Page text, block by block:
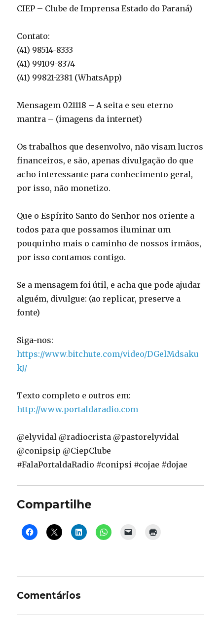
CIEP – Clube de Imprensa Estado do Paraná)
Contato:
(41) 98514-8333
(41) 99109-8374
(41) 99821-2381 (WhatsApp)
Mensagem 021118 – A seita e seu eterno
mantra – (imagens da internet)
Os trabalhos que desenvolvo, não visam lucros
financeiros, e são, apenas divulgação do que
acho interessante para conhecimento geral,
por isso, não monetizo.
Que o Espírito Santo do Senhor nos oriente a
todos para que possamos iluminar um
pouquinho mais o caminho de nossos irmãos,
por isso contamos contigo.
Se a mensagem foi útil, e acha que pode ajudar
alguém, divulgue: (ao replicar, preserve a
fonte)
Siga-nos:
https://www.bitchute.com/video/DGelMdsaku
kJ/
Texto completo e outros em:
http://www.portaldaradio.com
@elyvidal @radiocrista @pastorelyvidal
@conipsip @CiepClube
#FalaPortaldaRadio #conipsi #cojae #dojae
Compartilhe
Comentários